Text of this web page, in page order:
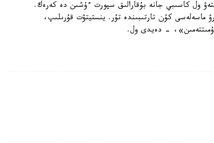
ول كاسىبي جانە بۇقارالىق سپورت ءۇشىن دە كەرەك.
ماسەلەسى كۇن تارتىبىندە تۇر. ينستيتۋت قۇرىلىپ،
- دەيدى ول.